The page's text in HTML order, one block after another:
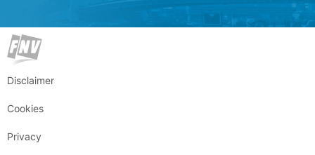
Disclaimer
Cookies
Privacy